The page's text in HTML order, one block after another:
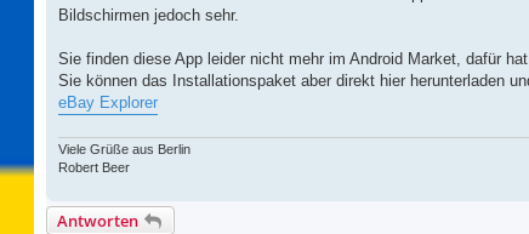
Bildschirmen jedoch sehr.
Sie finden diese App leider nicht mehr im Android Market, dafür
Sie können das Installationspaket aber direkt hier herunterladen
eBay Explorer
Viele Grüße aus Berlin
Robert Beer
Antworten